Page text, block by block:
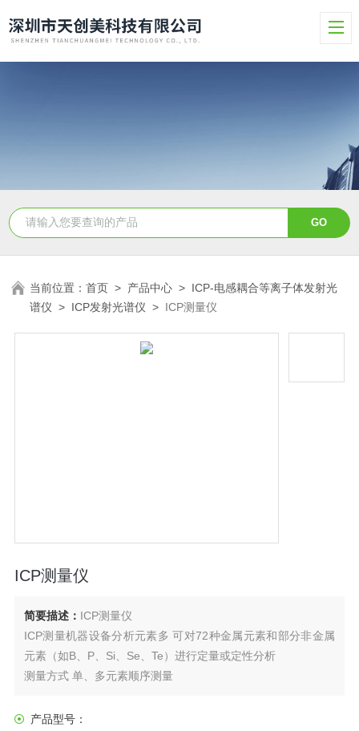
当前位置：首页 > 产品中心 > ICP-电感耦合等离子体发射光
谱仪 > ICP发射光谱仪 > ICP测量仪
ICP测量仪
简要描述： ICP测量仪
ICP测量机器设备分析元素多 可对72种金属元素和部分非金属
元素（如B、P、Si、Se、Te）进行定量或定性分析
测量方式 单、多元素顺序测量
产品型号：